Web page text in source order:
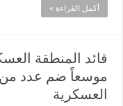
أكمل القراءة »
قائد المنطقة
موسعاً ضم عدد من
العسكرية